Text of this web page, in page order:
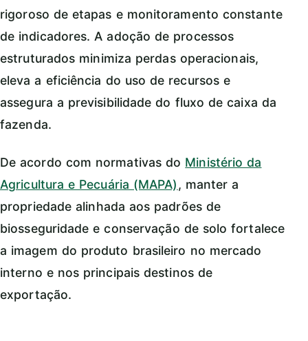
rigoroso de etapas e monitoramento constante
de indicadores. A adoção de processos
estruturados minimiza perdas operacionais,
eleva a eficiência do uso de recursos e
assegura a previsibilidade do fluxo de caixa da
fazenda.
De acordo com normativas do Ministério da
Agricultura e Pecuária (MAPA), manter a
propriedade alinhada aos padrões de
biosseguridade e conservação de solo fortalece
a imagem do produto brasileiro no mercado
interno e nos principais destinos de
exportação.